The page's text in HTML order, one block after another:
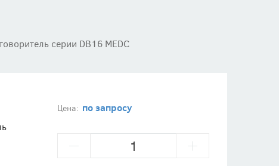
серии DB16 MEDC
Цена: по запросу